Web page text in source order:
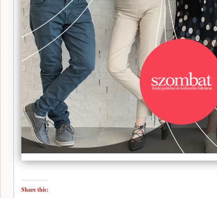
Share this: